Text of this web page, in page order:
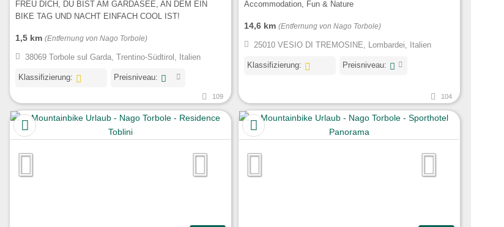
FREU DICH, DU BIST AM GARDASEE, AN DEM EIN
BIKE TAG UND NACHT EINFACH COOL IST!
1,5 km (Entfernung von Nago Torbole)
38069 Torbole sul Garda, Trentino-Südtirol, Italien
Klassifizierung: Preisniveau:
109
Accommodation, Fun & Nature
14,6 km (Entfernung von Nago Torbole)
25010 VESIO DI TREMOSINE, Lombardei, Italien
Klassifizierung: Preisniveau:
104